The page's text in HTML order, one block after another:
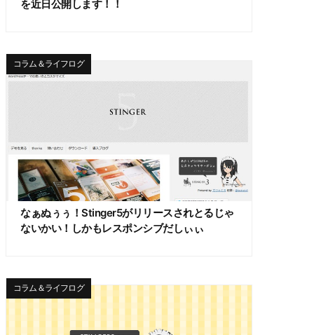
を近日公開します！！
なぁぬぅぅ！Stinger5がリリースされとるじゃ
ないかい！しかもレスポンシブだしぃぃ
コラム＆ライフログ
コラム＆ライフログ